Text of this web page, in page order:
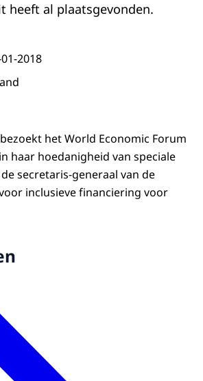
heeft al plaatsgevonden.
2018
het World Economic Forum
haar hoedanigheid van speciale
secretaris-generaal van de
inclusieve financiering voor